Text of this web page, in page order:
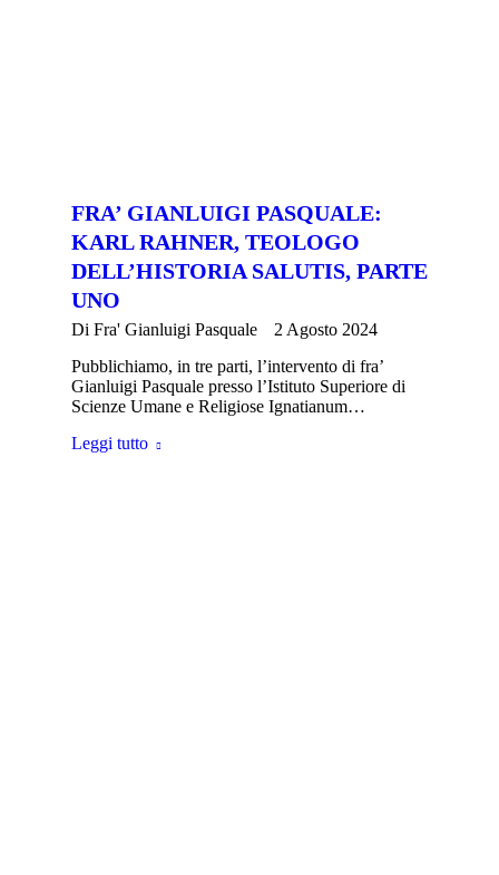
FRA’ GIANLUIGI PASQUALE:
KARL RAHNER, TEOLOGO
DELL’HISTORIA SALUTIS, PARTE
UNO
Di Fra' Gianluigi Pasquale
2 Agosto 2024
Pubblichiamo, in tre parti, l’intervento di fra’
Gianluigi Pasquale presso l’Istituto Superiore di
Scienze Umane e Religiose Ignatianum…
Leggi tutto